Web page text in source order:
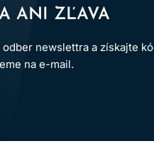
ANI ZĽAVA
odber newslettra a získajte
na e-mail.